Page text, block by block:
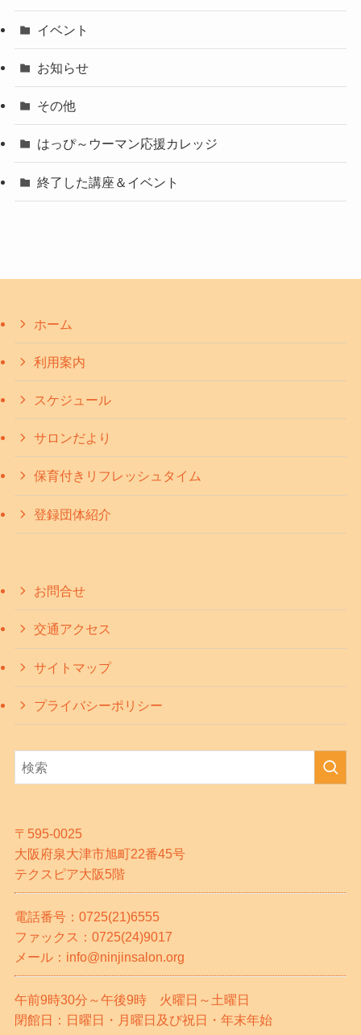
イベント
お知らせ
その他
はっぴ～ウーマン応援カレッジ
終了した講座＆イベント
ホーム
利用案内
スケジュール
サロンだより
保育付きリフレッシュタイム
登録団体紹介
お問合せ
交通アクセス
サイトマップ
プライバシーポリシー
〒595-0025
大阪府泉大津市旭町22番45号
テクスピア大阪5階
電話番号：0725(21)6555
ファックス：0725(24)9017
メール：info@ninjinsalon.org
午前9時30分～午後9時 火曜日～土曜日
閉館日：日曜日・月曜日及び祝日・年末年始